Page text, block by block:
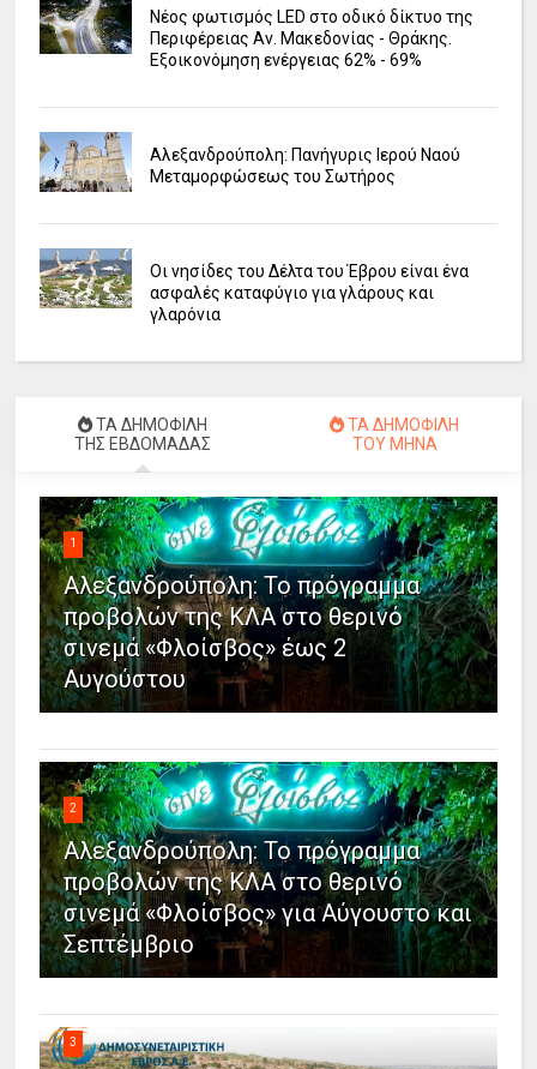
Νέος φωτισμός LED στο οδικό δίκτυο της
Περιφέρειας Αν. Μακεδονίας - Θράκης.
Εξοικονόμηση ενέργειας 62% - 69%
Αλεξανδρούπολη: Πανήγυρις Ιερού Ναού
Μεταμορφώσεως του Σωτήρος
Οι νησίδες του Δέλτα του Έβρου είναι ένα
ασφαλές καταφύγιο για γλάρους και
γλαρόνια
ΤΑ ΔΗΜΟΦΙΛΗ
ΤΗΣ ΕΒΔΟΜΑΔΑΣ
ΤΑ ΔΗΜΟΦΙΛΗ
ΤΟΥ ΜΗΝΑ
1
Αλεξανδρούπολη: Το πρόγραμμα
προβολών της ΚΛΑ στο θερινό
σινεμά «Φλοίσβος» έως 2
Αυγούστου
2
Αλεξανδρούπολη: Το πρόγραμμα
προβολών της ΚΛΑ στο θερινό
σινεμά «Φλοίσβος» για Αύγουστο και
Σεπτέμβριο
3